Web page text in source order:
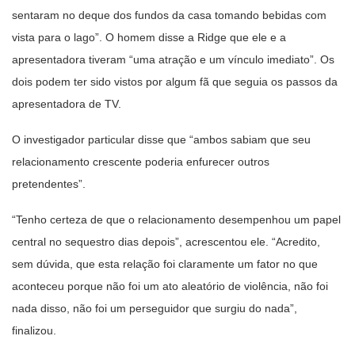
sentaram no deque dos fundos da casa tomando bebidas com
vista para o lago”. O homem disse a Ridge que ele e a
apresentadora tiveram “uma atração e um vínculo imediato”. Os
dois podem ter sido vistos por algum fã que seguia os passos da
apresentadora de TV.
O investigador particular disse que “ambos sabiam que seu
relacionamento crescente poderia enfurecer outros
pretendentes”.
“Tenho certeza de que o relacionamento desempenhou um papel
central no sequestro dias depois”, acrescentou ele. “Acredito,
sem dúvida, que esta relação foi claramente um fator no que
aconteceu porque não foi um ato aleatório de violência, não foi
nada disso, não foi um perseguidor que surgiu do nada”,
finalizou.